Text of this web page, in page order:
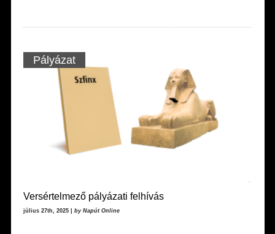
Pályázat
Versértelmező pályázati felhívás
július 27th, 2025 | by Napút Online